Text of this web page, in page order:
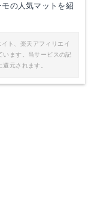
の人気マットを紹
ト、楽天アフィリエイ
います。当サービスの記
元されます。